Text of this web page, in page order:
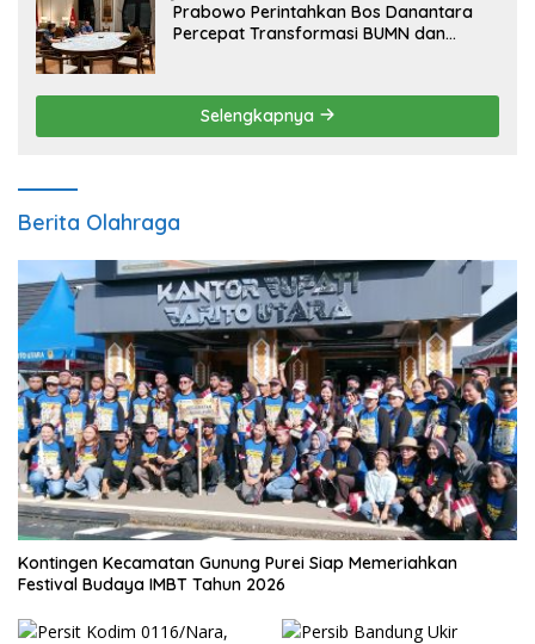
Prabowo Perintahkan Bos Danantara
Percepat Transformasi BUMN dan
Selengkapnya
Berita Olahraga
Kontingen Kecamatan Gunung Purei Siap Memeriahkan
Festival Budaya IMBT Tahun 2026